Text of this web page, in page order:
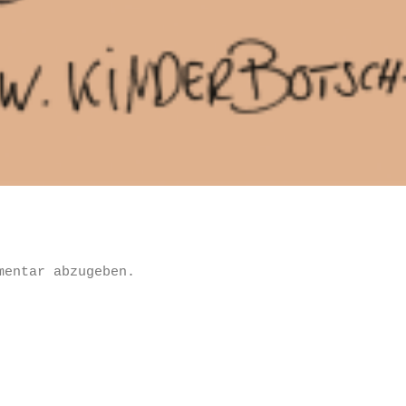
abzugeben.